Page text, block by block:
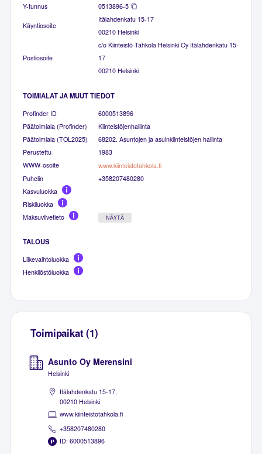
Y-tunnus
0513896-5
Käyntiosoite
Itälahdenkatu 15-17
00210 Helsinki
Postiosoite
c/o Kiinteistö-Tahkola Helsinki Oy Itälahdenkatu 15-
17
00210 Helsinki
TOIMIALAT JA MUUT TIEDOT
Profinder ID
6000513896
Päätoimiala (Profinder)
Kiinteistöjenhallinta
Päätoimiala (TOL2025)
68202. Asuntojen ja asuinkiinteistöjen hallinta
Perustettu
1983
WWW-osoite
www.kiinteistotahkola.fi
Puhelin
+358207480280
Kasvuluokka
Riskiluokka
Maksuviivetieto
NÄYTÄ
TALOUS
Liikevaihtoluokka
Henkilöstöluokka
Toimipaikat (1)
Asunto Oy Merensini
Helsinki
Itälahdenkatu 15-17,
00210 Helsinki
www.kiinteistotahkola.fi
+358207480280
ID: 6000513896